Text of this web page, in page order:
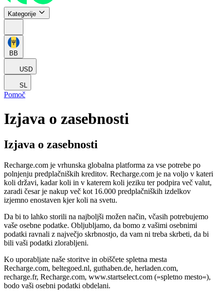
Kategorije
BB
USD
SL
Pomoč
Izjava o zasebnosti
Izjava o zasebnosti
Recharge.com je vrhunska globalna platforma za vse potrebe po
polnjenju predplačniških kreditov. Recharge.com je na voljo v kateri
koli državi, kadar koli in v katerem koli jeziku ter podpira več valut,
zaradi česar je nakup več kot 16.000 predplačniških izdelkov
izjemno enostaven kjer koli na svetu.
Da bi to lahko storili na najboljši možen način, včasih potrebujemo
vaše osebne podatke. Obljubljamo, da bomo z vašimi osebnimi
podatki ravnali z največjo skrbnostjo, da vam ni treba skrbeti, da bi
bili vaši podatki zlorabljeni.
Ko uporabljate naše storitve in obiščete spletna mesta
Recharge.com, beltegoed.nl, guthaben.de, herladen.com,
recharge.fr, Recharge.com, www.startselect.com (»spletno mesto«),
bodo vaši osebni podatki obdelani.